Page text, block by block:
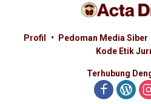
Profil Pedoman Media Siber
Kode Etik
Terhubung